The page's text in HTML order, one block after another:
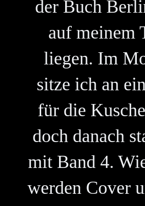
der Buch
auf meinem
liegen. Im
sitze ich an
für die
doch danach
mit Band 4.
werden Cover